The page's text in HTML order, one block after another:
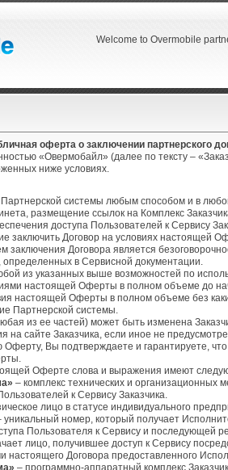
Welcome to Overmobile
оферта о заключении партнерского
«Овермобайл» (далее по тексту –
ниже условиях.
системы любым способом и в
размещение ссылок на Комплекс
доступа Пользователей к Сервису
заключить Договор на условиях настоящей
заключения Договора является
в Сервисной документации.
из указанных выше возможностей по
настоящей Оферты в полном объеме до
настоящей Оферты в полном объеме без
Партнерской системы.
из ее частей) может быть изменена
на сайте Заказчика, если иное не
Вы подтверждаете и гарантируете,
Оферте слова и выражения имеют
– комплекс технических и
к Сервису Заказчика.
лицо в статусе индивидуального
уникальный номер, который получает
Пользователя к Сервису и последующей
лицо, получившее доступ к Сервису
настоящего Договора предоставленного
– программно-аппаратный комплекс